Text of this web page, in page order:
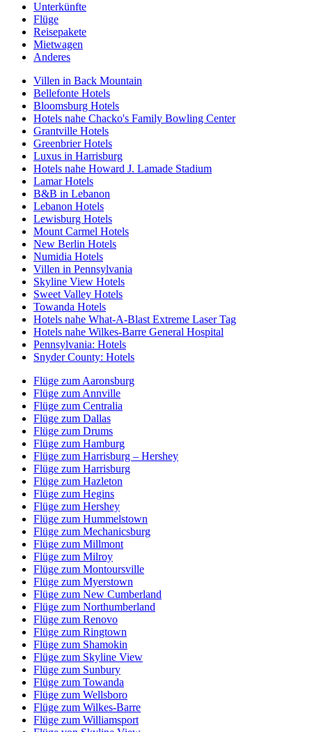
Unterkünfte
Flüge
Reisepakete
Mietwagen
Anderes
Villen in Back Mountain
Bellefonte Hotels
Bloomsburg Hotels
Hotels nahe Chacko's Family Bowling Center
Grantville Hotels
Greenbrier Hotels
Luxus in Harrisburg
Hotels nahe Howard J. Lamade Stadium
Lamar Hotels
B&B in Lebanon
Lebanon Hotels
Lewisburg Hotels
Mount Carmel Hotels
New Berlin Hotels
Numidia Hotels
Villen in Pennsylvania
Skyline View Hotels
Sweet Valley Hotels
Towanda Hotels
Hotels nahe What-A-Blast Extreme Laser Tag
Hotels nahe Wilkes-Barre General Hospital
Pennsylvania: Hotels
Snyder County: Hotels
Flüge zum Aaronsburg
Flüge zum Annville
Flüge zum Centralia
Flüge zum Dallas
Flüge zum Drums
Flüge zum Hamburg
Flüge zum Harrisburg – Hershey
Flüge zum Harrisburg
Flüge zum Hazleton
Flüge zum Hegins
Flüge zum Hershey
Flüge zum Hummelstown
Flüge zum Mechanicsburg
Flüge zum Millmont
Flüge zum Milroy
Flüge zum Montoursville
Flüge zum Myerstown
Flüge zum New Cumberland
Flüge zum Northumberland
Flüge zum Renovo
Flüge zum Ringtown
Flüge zum Shamokin
Flüge zum Skyline View
Flüge zum Sunbury
Flüge zum Towanda
Flüge zum Wellsboro
Flüge zum Wilkes-Barre
Flüge zum Williamsport